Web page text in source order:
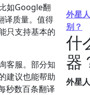
如Google翻
译质量。值得
只支持基本的
客服。部分知
建议也能帮助
秒数百条翻译
外星
别？
什
器
外星